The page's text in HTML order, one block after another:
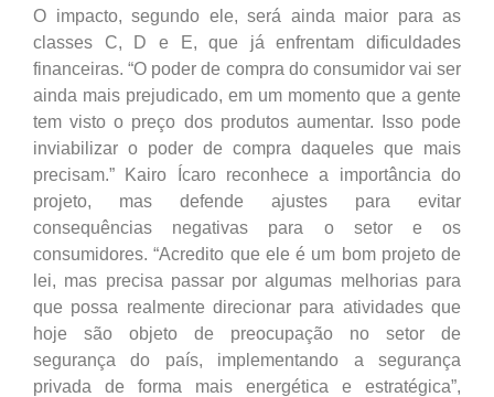
O impacto, segundo ele, será ainda maior para as
classes C, D e E, que já enfrentam dificuldades
financeiras. “O poder de compra do consumidor vai ser
ainda mais prejudicado, em um momento que a gente
tem visto o preço dos produtos aumentar. Isso pode
inviabilizar o poder de compra daqueles que mais
precisam.” Kairo Ícaro reconhece a importância do
projeto, mas defende ajustes para evitar
consequências negativas para o setor e os
consumidores. “Acredito que ele é um bom projeto de
lei, mas precisa passar por algumas melhorias para
que possa realmente direcionar para atividades que
hoje são objeto de preocupação no setor de
segurança do país, implementando a segurança
privada de forma mais energética e estratégica”,